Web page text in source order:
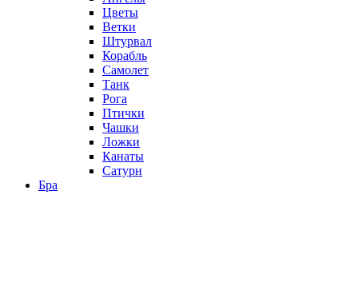
Цветы
Ветки
Штурвал
Корабль
Самолет
Танк
Рога
Птички
Чашки
Ложки
Канаты
Сатурн
Бра